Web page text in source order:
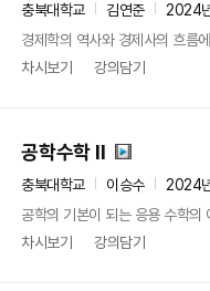
충북대학교 김연준
2024
경제학의 역사와 경제사의 흐름
차시보기
강의담기
공학수학 II
충북대학교 이승수
2024
공학의 기본이 되는 응용 수학
차시보기
강의담기